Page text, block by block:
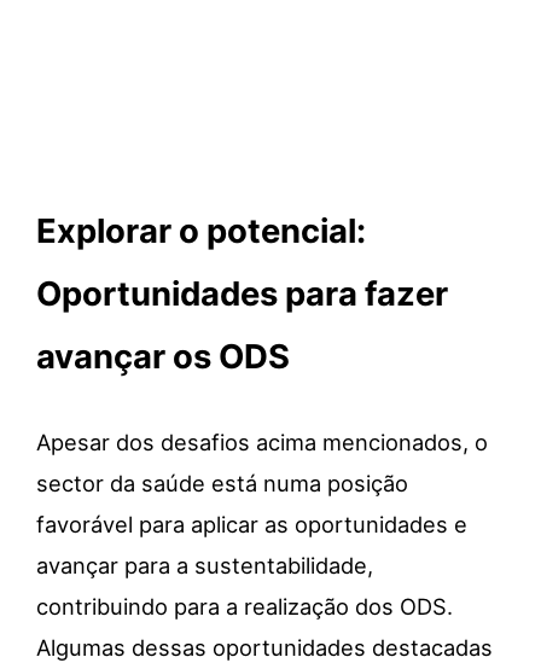
Explorar o potencial:
Oportunidades para fazer
avançar os ODS
Apesar dos desafios acima mencionados, o
sector da saúde está numa posição
favorável para aplicar as oportunidades e
avançar para a sustentabilidade,
contribuindo para a realização dos ODS.
Algumas dessas oportunidades destacadas